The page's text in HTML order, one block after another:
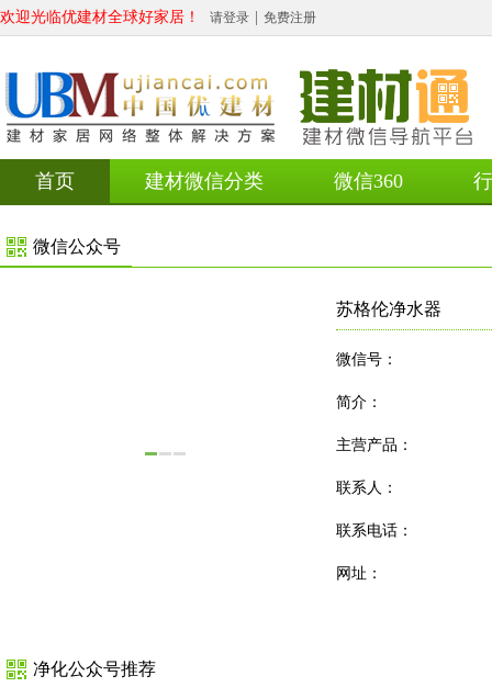
欢迎光临优建材全球好家居！ 请登录 免费注册
首页 建材微信分类 微信360
微信公众号
苏格伦净水器
微信号：
简介：
主营产品：
联系人：
联系电话：
网址：
净化公众号推荐